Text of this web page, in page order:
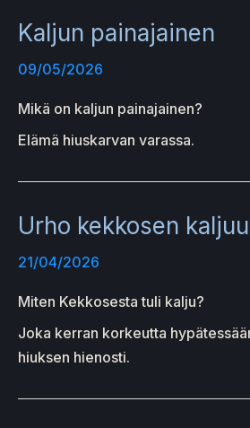
Kaljun painajainen
09/05/2026
Mikä on kaljun painajainen?
Elämä hiuskarvan varassa.
Urho kekkosen
21/04/2026
Miten Kekkosesta tuli kalju?
Joka kerran korkeutta
hiuksen hienosti.